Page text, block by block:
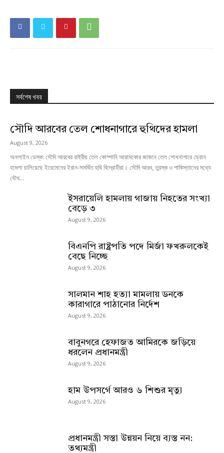
সর্বশেষ খবর
সৌদি আরবের তেল শোধনাগারে হুথিদের হামলা
August 9, 2026
অনলাইন ডেস্ক: সৌদি আরবের রাষ্ট্রীয় তেল কোম্পানি আরামকোর জাজান তেল শোধনাগারে ড্রোন
হামলা চালিয়েছে ইয়েমেনের ইরান-সমর্থিত হুথি বিদ্রোহীরা। সৌদি আরব, তুরস্ক ও পাকিস্তানের মধ্যে
যৌথ...
ইসরায়েলি হামলায় গাজায় নিহতের সংখ্যা
বেড়ে ৩
August 9, 2026
বিএনপি রাষ্ট্রপতি পদে মির্জা ফখরুলকেই
বেছে নিচ্ছে
August 9, 2026
সালমান শাহ হত্যা মামলায় ডনকে
কারাগারে পাঠানোর নির্দেশ
August 9, 2026
বাবুনগরে হেফাজত আমিরকে জড়িয়ে
ধরলেন প্রধানমন্ত্রী
August 9, 2026
হাম উপসর্গে আরও ৬ শিশুর মৃত্যু
August 9, 2026
প্রধানমন্ত্রী সস্তা উন্নয়ন নিয়ে ব্যস্ত নন:
তথ্যমন্ত্রী